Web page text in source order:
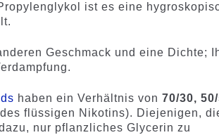
ist es eine
Geschmack und eine Dichte;
haben ein Verhältnis von70/30,
flüssigen Nikotins). Diejenigen,
nur pflanzliches Glycerin zu